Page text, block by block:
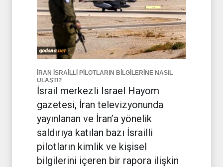
İRAN İSRAİLLİ PİLOTLARIN BİLGİLERİNE NASIL
ULAŞTI?
İsrail merkezli Israel Hayom
gazetesi, İran televizyonunda
yayınlanan ve İran’a yönelik
saldırıya katılan bazı İsrailli
pilotların kimlik ve kişisel
bilgilerini içeren bir rapora ilişkin